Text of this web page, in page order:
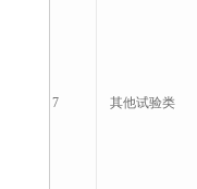
7 其他试验类